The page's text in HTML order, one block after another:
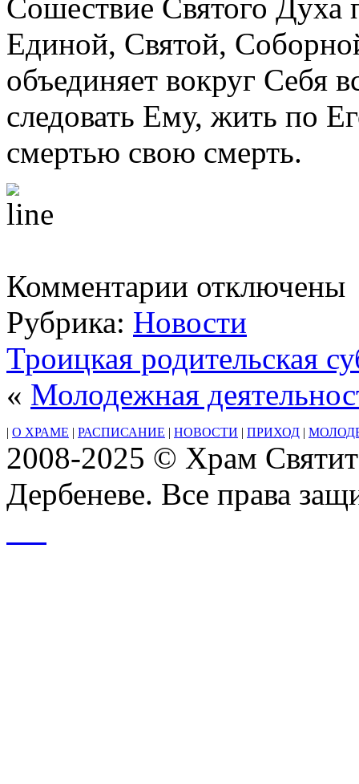
Сошествие Святого Духа
Единой, Святой,
объединяет вокруг Себя
следовать Ему, жить по
смертью свою смерть.
Комментарии записи
Святой
Троицы.
отключены
Рубрика: Новости
Троицкая родительская
« Молодежная
| О ХРАМЕ | РАСПИСАНИЕ | НОВОСТИ | ПРИХОД |
2008-2025 © Храм
Дербеневе. Все права